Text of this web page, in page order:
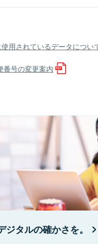
用されているデータについ
番号の変更案内
ジタルの確かさを。